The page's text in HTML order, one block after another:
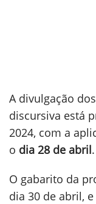
A divulgação
discursiva está
2024, com a
o dia 28 de abril.
O gabarito da
dia 30 de abril,